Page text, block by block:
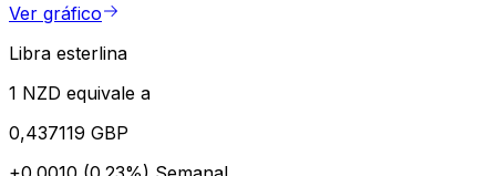
Ver gráfico
Libra esterlina
1 NZD equivale a
0,437119 GBP